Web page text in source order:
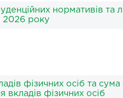
нормативів та
2026 року
фізичних осіб та
вкладів фізичних осіб